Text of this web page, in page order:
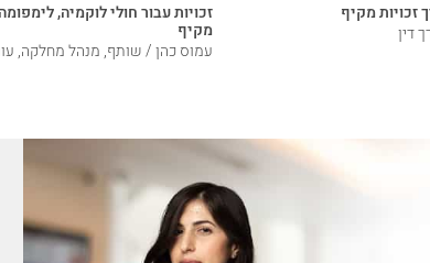
זכויות מקיף
דין
זכויות עבור חולי לוקמיה,
מקיף
עמוס כהן / שותף, מנהל מחלקה,